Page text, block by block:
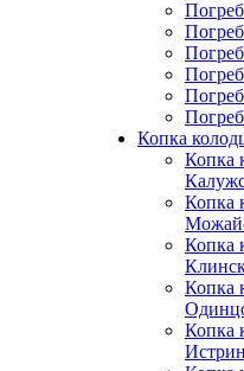
Копка
Копка
Копка
Копка
Копка
Копка